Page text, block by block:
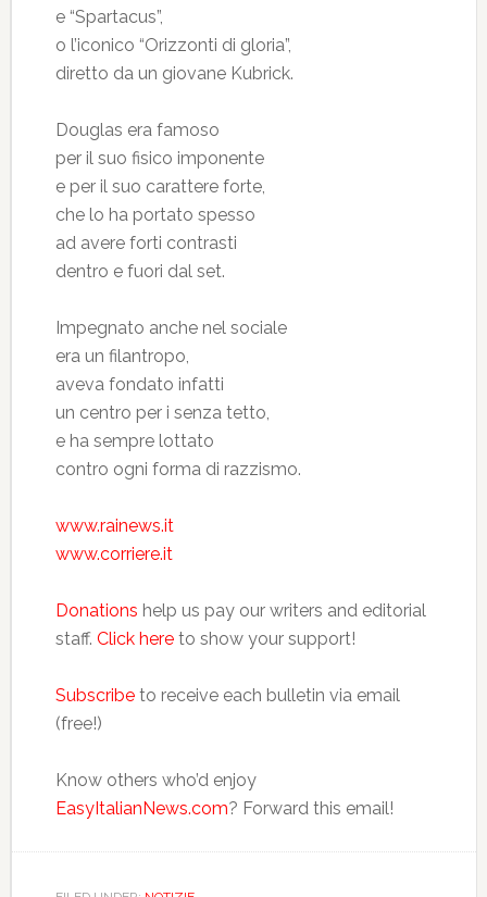
e “Spartacus”,
o l’iconico “Orizzonti di gloria”,
diretto da un giovane Kubrick.
Douglas era famoso
per il suo fisico imponente
e per il suo carattere forte,
che lo ha portato spesso
ad avere forti contrasti
dentro e fuori dal set.
Impegnato anche nel sociale
era un filantropo,
aveva fondato infatti
un centro per i senza tetto,
e ha sempre lottato
contro ogni forma di razzismo.
www.rainews.it
www.corriere.it
Donations help us pay our writers and editorial
staff. Click hereto show your support!
Subscribeto receive each bulletin via email
(free!)
Know others who’d enjoy
EasyItalianNews.com? Forward this email!